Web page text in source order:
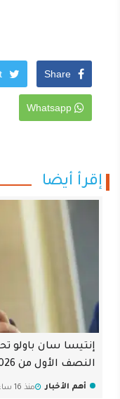
إقرأ أيضا
النصف الأول من 2026
أهم الأخبار منذ 16 ساعة